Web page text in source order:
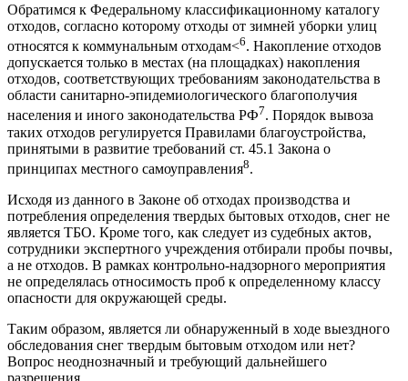
Обратимся к Федеральному классификационному каталогу
отходов, согласно которому отходы от зимней уборки улиц
относятся к коммунальным отходам<6. Накопление отходов
допускается только в местах (на площадках) накопления
отходов, соответствующих требованиям законодательства в
области санитарно-эпидемиологического благополучия
населения и иного законодательства РФ7. Порядок вывоза
таких отходов регулируется Правилами благоустройства,
принятыми в развитие требований ст. 45.1 Закона о
принципах местного самоуправления8.
Исходя из данного в Законе об отходах производства и
потребления определения твердых бытовых отходов, снег не
является ТБО. Кроме того, как следует из судебных актов,
сотрудники экспертного учреждения отбирали пробы почвы,
а не отходов. В рамках контрольно-надзорного мероприятия
не определялась относимость проб к определенному классу
опасности для окружающей среды.
Таким образом, является ли обнаруженный в ходе выездного
обследования снег твердым бытовым отходом или нет?
Вопрос неоднозначный и требующий дальнейшего
разрешения.